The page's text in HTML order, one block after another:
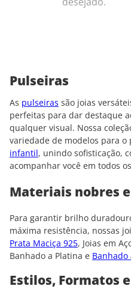
Pulseiras
As pulseiras são joias
perfeitas para dar destaque
qualquer visual. Nossa
variedade de modelos para o
infantil, unindo sofisticação,
acompanhar você em todos
Materiais nobres
Para garantir brilho
máxima resistência, nossas
Prata Maciça 925, Joias em
Banhado a Platina e Banhado
Estilos, Formatos